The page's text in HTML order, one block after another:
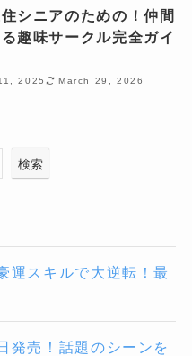
シニアのための！仲間
趣味サークル完全ガイ
2025 March 29, 2026
検索
運スキルで大逆転！最
発売！話題のシーンを